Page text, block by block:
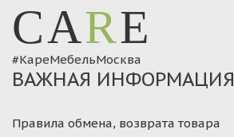
CARE
#КареМебельМосква
ВАЖНАЯ ИНФОРМАЦИЯ
Правила обмена, возврата товара